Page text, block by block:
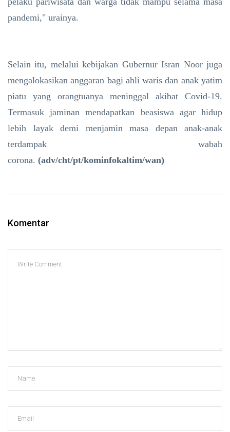
pandemi," urainya.
Selain itu, melalui kebijakan Gubernur Isran Noor juga
mengalokasikan anggaran bagi ahli waris dan anak yatim
piatu yang orangtuanya meninggal akibat Covid-19.
Termasuk jaminan mendapatkan beasiswa agar hidup
lebih layak demi menjamin masa depan anak-anak
terdampak wabah
corona. (adv/cht/pt/kominfokaltim/wan)
Komentar